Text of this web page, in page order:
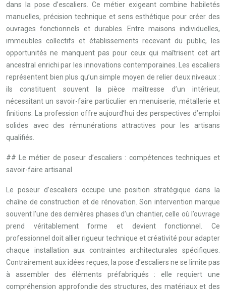
dans la pose d’escaliers. Ce métier exigeant combine habiletés
manuelles, précision technique et sens esthétique pour créer des
ouvrages fonctionnels et durables. Entre maisons individuelles,
immeubles collectifs et établissements recevant du public, les
opportunités ne manquent pas pour ceux qui maîtrisent cet art
ancestral enrichi par les innovations contemporaines. Les escaliers
représentent bien plus qu’un simple moyen de relier deux niveaux :
ils constituent souvent la pièce maîtresse d’un intérieur,
nécessitant un savoir-faire particulier en menuiserie, métallerie et
finitions. La profession offre aujourd’hui des perspectives d’emploi
solides avec des rémunérations attractives pour les artisans
qualifiés.
## Le métier de poseur d’escaliers : compétences techniques et
savoir-faire artisanal
Le poseur d’escaliers occupe une position stratégique dans la
chaîne de construction et de rénovation. Son intervention marque
souvent l’une des dernières phases d’un chantier, celle où l’ouvrage
prend véritablement forme et devient fonctionnel. Ce
professionnel doit allier rigueur technique et créativité pour adapter
chaque installation aux contraintes architecturales spécifiques.
Contrairement aux idées reçues, la pose d’escaliers ne se limite pas
à assembler des éléments préfabriqués : elle requiert une
compréhension approfondie des structures, des matériaux et des